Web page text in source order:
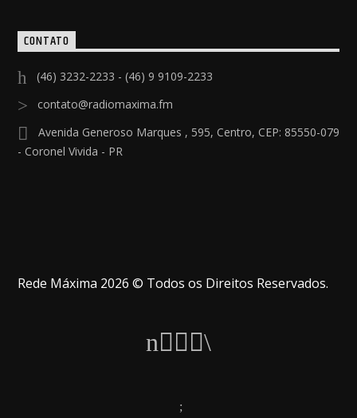
CONTATO
(46) 3232-2233 - (46) 9 9109-2233
contato@radiomaxima.fm
Avenida Generoso Marques , 595, Centro, CEP: 85550-079
- Coronel Vivida - PR
Rede Máxima 2026 © Todos os Direitos Reservados.